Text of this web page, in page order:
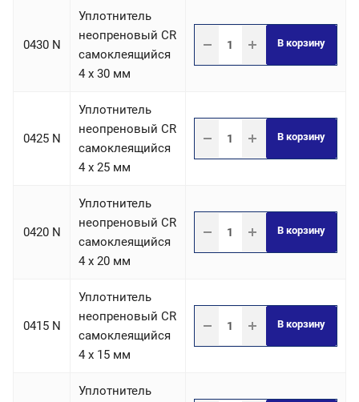
0430 N
Уплотнитель
неопреновый CR
самоклеящийся
4 х 30 мм
В корзину
0425 N
Уплотнитель
неопреновый CR
самоклеящийся
4 х 25 мм
В корзину
0420 N
Уплотнитель
неопреновый CR
самоклеящийся
4 х 20 мм
В корзину
0415 N
Уплотнитель
неопреновый CR
самоклеящийся
4 х 15 мм
В корзину
Уплотнитель